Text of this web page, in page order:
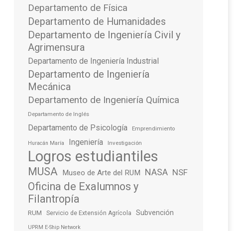
Departamento de Física
Departamento de Humanidades
Departamento de Ingeniería Civil y
Agrimensura
Departamento de Ingeniería Industrial
Departamento de Ingeniería
Mecánica
Departamento de Ingeniería Química
Departamento de Inglés
Departamento de Psicología Emprendimiento
Huracán María Ingeniería Investigación
Logros estudiantiles
MUSA Museo de Arte del RUM NASA NSF
Oficina de Exalumnos y
Filantropía
RUM Servicio de Extensión Agrícola Subvención
UPRM E-Ship Network